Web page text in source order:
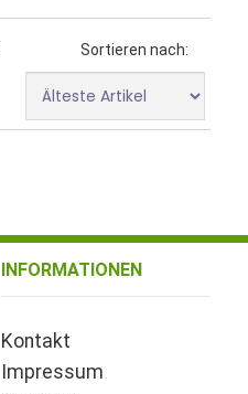
Sortieren nach:
INFORMATIONEN
Kontakt
Impressum